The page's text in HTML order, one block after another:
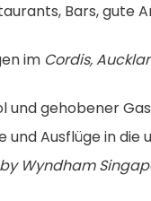
Bars, gute
im Cordis,
und gehobener
Ausflüge in die
Wyndham